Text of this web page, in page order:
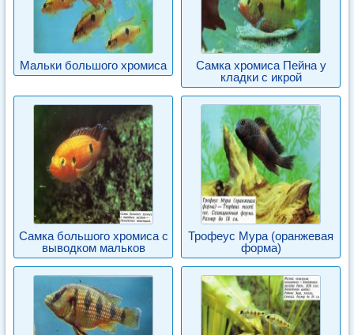
Мальки большого хромиса
Самка хромиса Пейна у
кладки с икрой
Самка большого хромиса с
выводком мальков
Трофеус Мура (оранжевая
форма)